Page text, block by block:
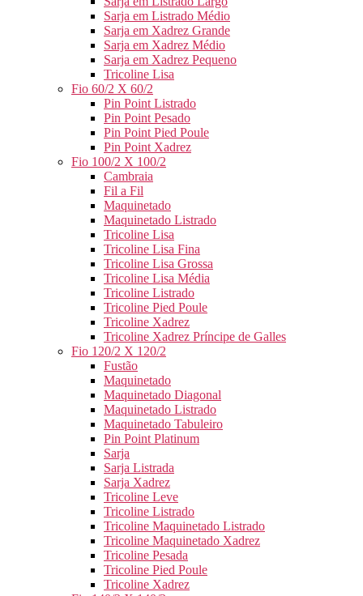
Sarja em Listrado Médio
Sarja em Xadrez Grande
Sarja em Xadrez Médio
Sarja em Xadrez Pequeno
Tricoline Lisa
Fio 60/2 X 60/2
Pin Point Listrado
Pin Point Pesado
Pin Point Pied Poule
Pin Point Xadrez
Fio 100/2 X 100/2
Cambraia
Fil a Fil
Maquinetado
Maquinetado Listrado
Tricoline Lisa
Tricoline Lisa Fina
Tricoline Lisa Grossa
Tricoline Lisa Média
Tricoline Listrado
Tricoline Pied Poule
Tricoline Xadrez
Tricoline Xadrez Príncipe de Galles
Fio 120/2 X 120/2
Fustão
Maquinetado
Maquinetado Diagonal
Maquinetado Listrado
Maquinetado Tabuleiro
Pin Point Platinum
Sarja
Sarja Listrada
Sarja Xadrez
Tricoline Leve
Tricoline Listrado
Tricoline Maquinetado Listrado
Tricoline Maquinetado Xadrez
Tricoline Pesada
Tricoline Pied Poule
Tricoline Xadrez